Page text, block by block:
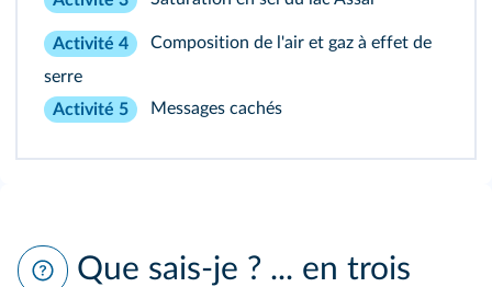
Activité 4
Composition de l'air et gaz à effet de
serre
Activité 5
Messages cachés
Que sais-je ? ... en trois